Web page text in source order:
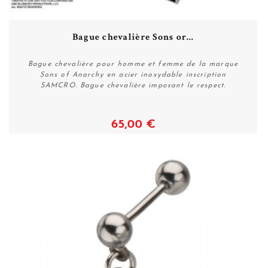
Bague chevalière Sons or...
Bague chevalière pour homme et femme de la marque
Sons of Anarchy en acier inoxydable inscription
SAMCRO. Bague chevalière imposant le respect.
65,00 €